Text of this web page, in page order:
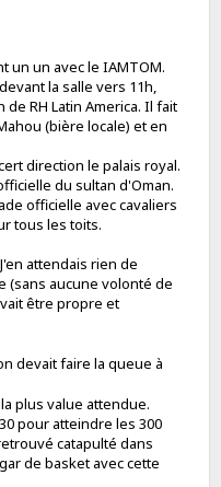
un un avec le IAMTOM.
la salle vers 11h,
RH Latin America. Il fait
(bière locale) et en
direction le palais royal.
du sultan d'Oman.
officielle avec cavaliers
tous les toits.
attendais rien de
(sans aucune volonté de
être propre et
devait faire la queue à
plus value attendue.
pour atteindre les 300
catapulté dans
de basket avec cette